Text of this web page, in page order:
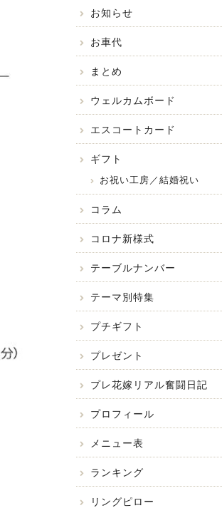
お知らせ
お車代
まとめ
ウェルカムボード
エスコートカード
ギフト
お祝い工房／結婚祝い
コラム
コロナ新様式
テーブルナンバー
テーマ別特集
プチギフト
プレゼント
プレ花嫁リアル奮闘日記
プロフィール
メニュー表
ランキング
リングピロー